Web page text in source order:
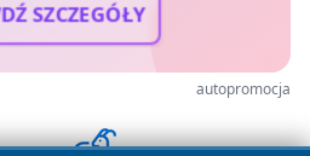
SZCZEGÓŁY
autopromocja